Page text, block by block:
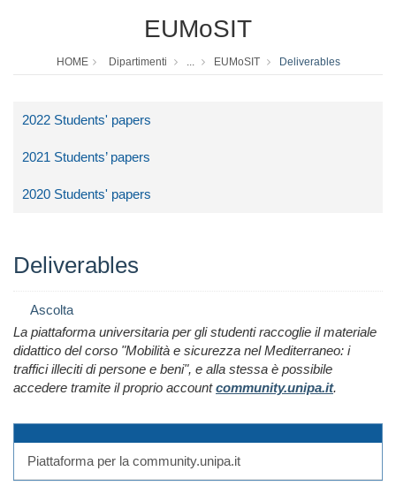
EUMoSIT
HOME Dipartimenti ... EUMoSIT Deliverables
2022 Students' papers
2021 Students’ papers
2020 Students' papers
Deliverables
Ascolta
La piattaforma universitaria per gli studenti raccoglie il materiale
didattico del corso "Mobilità e sicurezza nel Mediterraneo: i
traffici illeciti di persone e beni", e alla stessa è possibile
accedere tramite il proprio accountcommunity.unipa.it.
Piattaforma per la community.unipa.it